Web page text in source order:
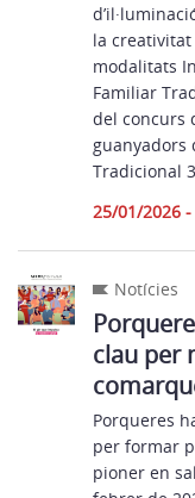
la creativitat
modalitats
Familiar
del concurs
guanyadors
Tradicional
25/01/2026
Notícies
clau per
Porqueres
per formar
pioner en